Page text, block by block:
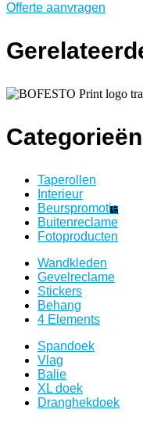
Offerte aanvragen
Categorieën
Taperollen
Interieur
Beurspromotie
Buitenreclame
Fotoproducten
Wandkleden
Gevelreclame
Stickers
Behang
4 Elements
Spandoek
Vlag
Balie
XL doek
Dranghekdoek